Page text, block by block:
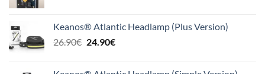
41.90€.είναι:
39.90€.
Keanos® Atlantic Headlamp (Plus Version)
26.90€ Original
24.90€Η